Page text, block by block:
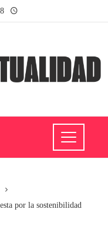
por la sostenibilidad